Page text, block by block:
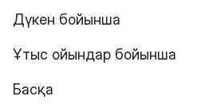
Дүкен бойынша
Ұтыс ойындар бойынша
Басқа